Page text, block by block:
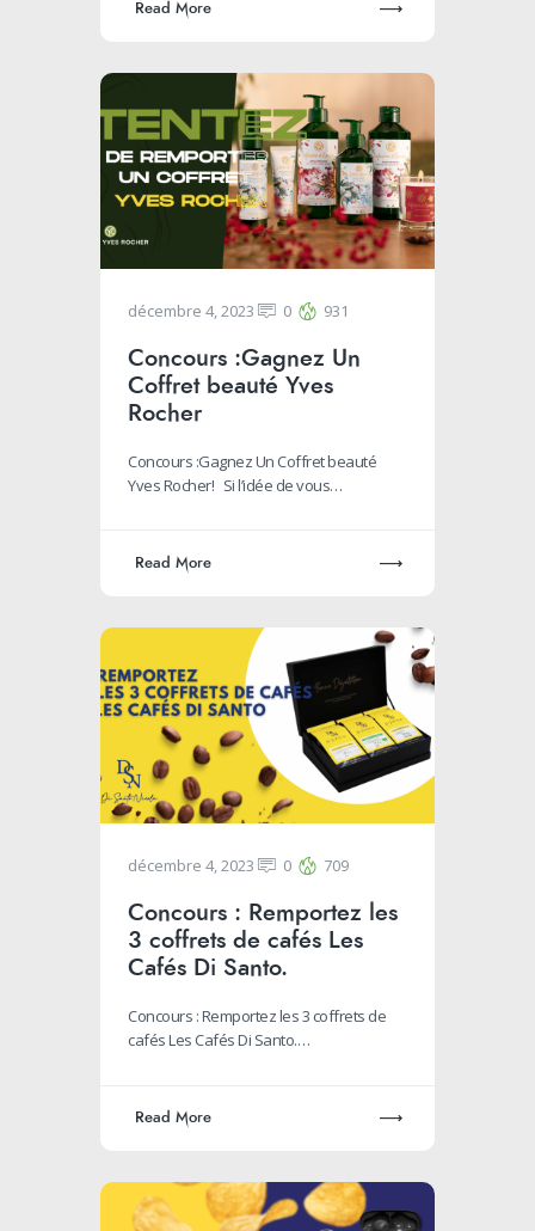
Read More
décembre 4, 2023 0 931
Concours :Gagnez Un
Coffret beauté Yves
Rocher
Concours :Gagnez Un Coffret beauté
Yves Rocher! Si l’idée de vous…
Read More
décembre 4, 2023 0 709
Concours : Remportez les
3 coffrets de cafés Les
Cafés Di Santo.
Concours : Remportez les 3 coffrets de
cafés Les Cafés Di Santo.…
Read More